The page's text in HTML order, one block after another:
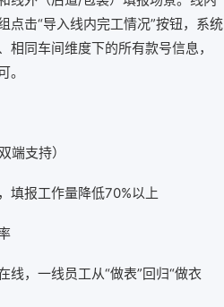
点击“导入线内完工情况”按钮，系统
相同车间维度下的所有款号信息，
。
端支持）
填报工作量降低70%以上
线，一线员工从“做表”回归“做衣